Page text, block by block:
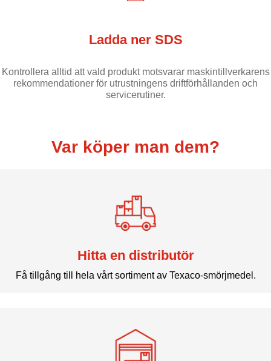
Ladda ner SDS
Kontrollera alltid att vald produkt motsvarar maskintillverkarens
rekommendationer för utrustningens driftförhållanden och
servicerutiner.
Var köper man dem?
Hitta en distributör
Få tillgång till hela vårt sortiment av Texaco-smörjmedel.